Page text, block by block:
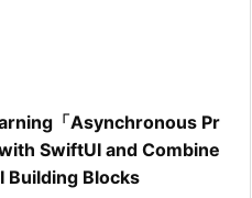
「Asynchronous Pr
SwiftUI and Combine
Building Blocks